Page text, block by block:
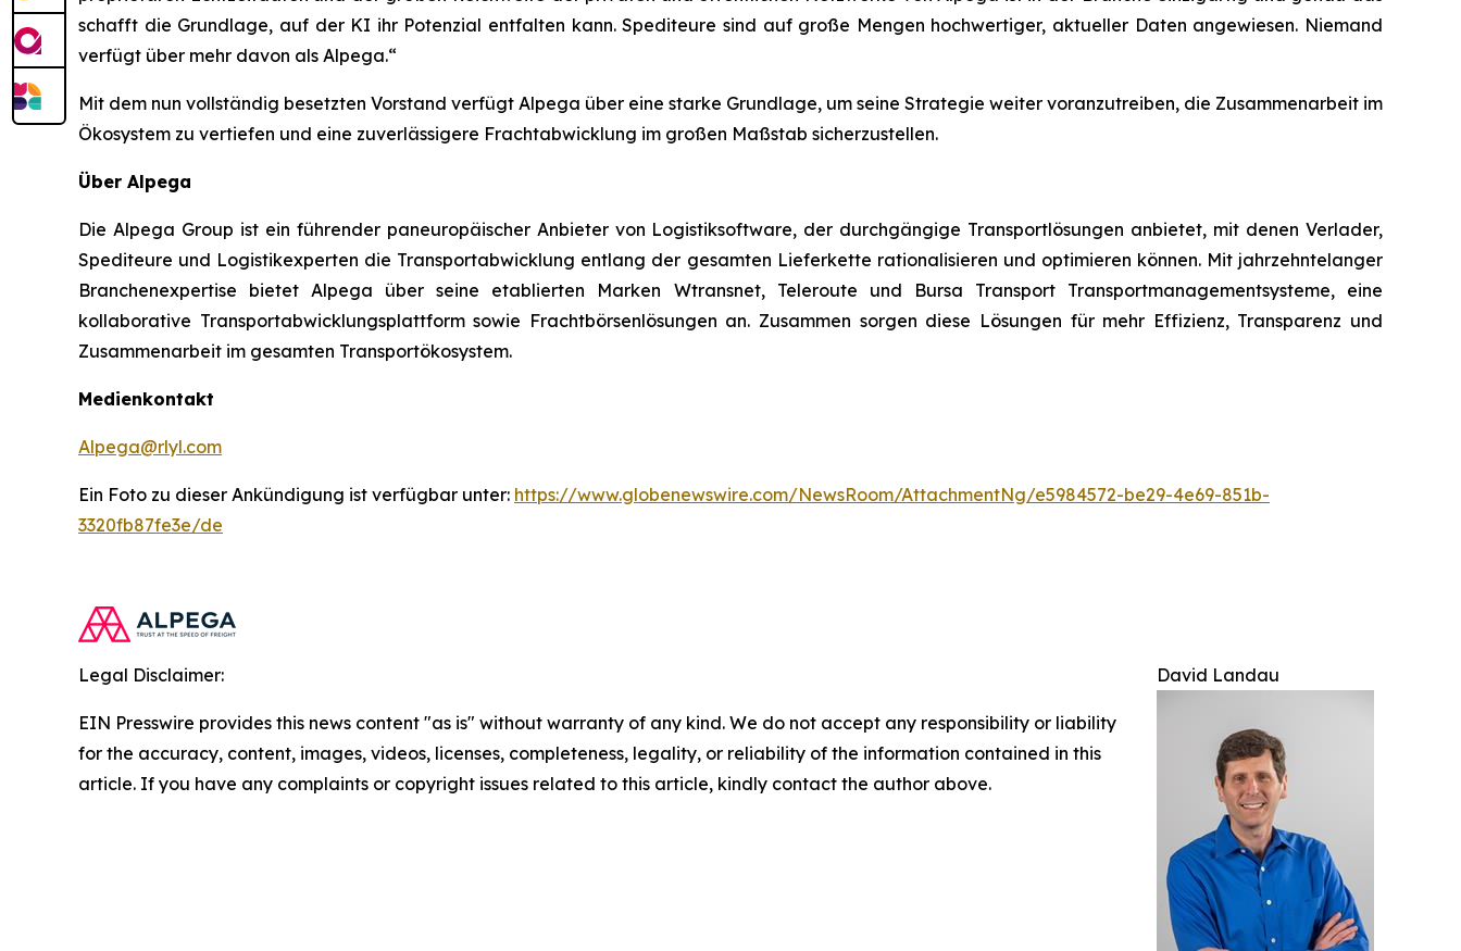
schafft die Grundlage, auf der KI ihr Potenzial entfalten kann. Spediteure sind auf große Mengen hochwertiger, aktueller Daten angewiesen. Niemand
verfügt über mehr davon als Alpega.“
Mit dem nun vollständig besetzten Vorstand verfügt Alpega über eine starke Grundlage, um seine Strategie weiter voranzutreiben, die Zusammenarbeit im
Ökosystem zu vertiefen und eine zuverlässigere Frachtabwicklung im großen Maßstab sicherzustellen.
Über Alpega
Die Alpega Group ist ein führender paneuropäischer Anbieter von Logistiksoftware, der durchgängige Transportlösungen anbietet, mit denen Verlader,
Spediteure und Logistikexperten die Transportabwicklung entlang der gesamten Lieferkette rationalisieren und optimieren können. Mit jahrzehntelanger
Branchenexpertise bietet Alpega über seine etablierten Marken Wtransnet, Teleroute und Bursa Transport Transportmanagementsysteme, eine
kollaborative Transportabwicklungsplattform sowie Frachtbörsenlösungen an. Zusammen sorgen diese Lösungen für mehr Effizienz, Transparenz und
Zusammenarbeit im gesamten Transportökosystem.
Medienkontakt
Alpega@rlyl.com
Ein Foto zu dieser Ankündigung ist verfügbar unter: https://www.globenewswire.com/NewsRoom/AttachmentNg/e5984572-be29-4e69-851b-
3320fb87fe3e/de
David Landau
Legal Disclaimer:
EIN Presswire provides this news content "as is" without warranty of any kind. We do not accept any responsibility or liability
for the accuracy, content, images, videos, licenses, completeness, legality, or reliability of the information contained in this
article. If you have any complaints or copyright issues related to this article, kindly contact the author above.